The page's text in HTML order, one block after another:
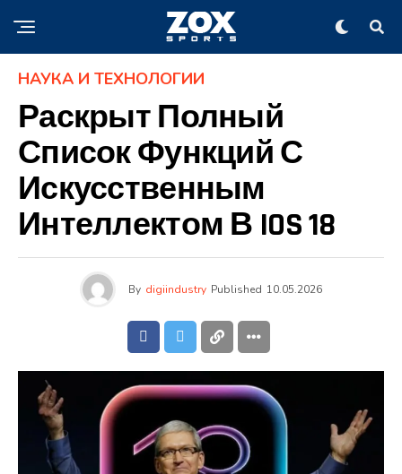
НАУКА И ТЕХНОЛОГИИ
Раскрыт Полный
Список Функций С
Искусственным
Интеллектом В IOS 18
By digiindustry Published 10.05.2026